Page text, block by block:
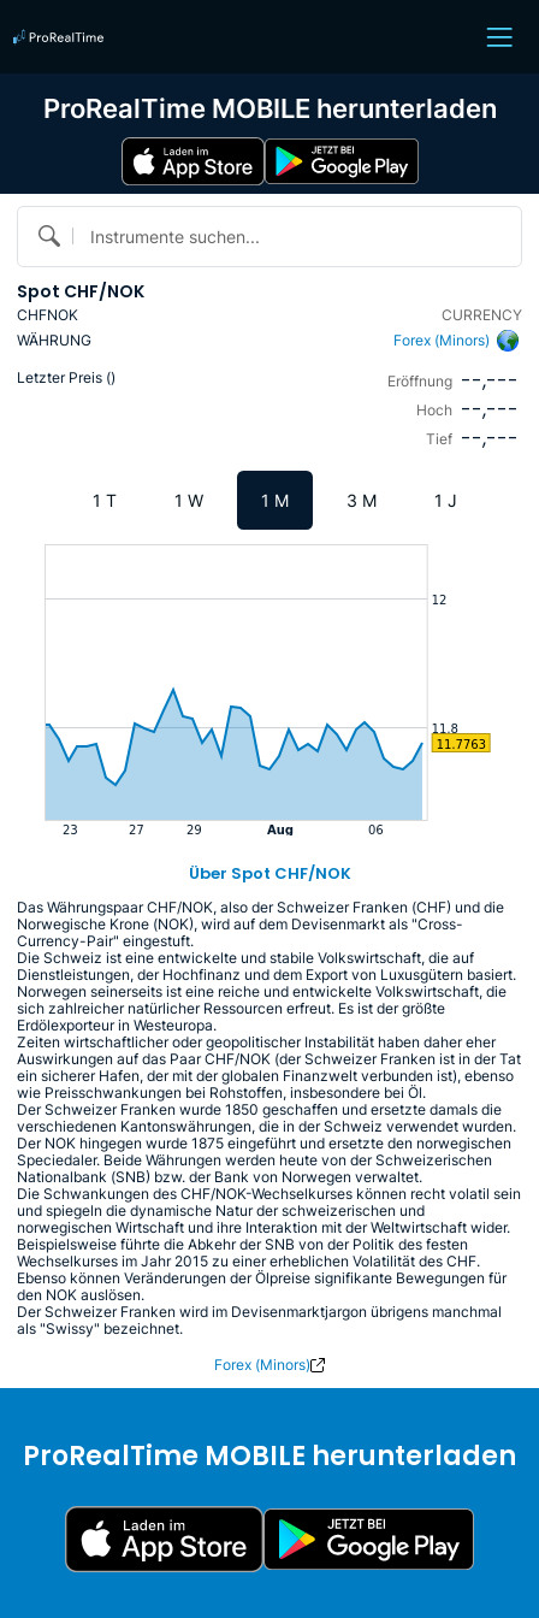
Instrumente suchen...
Spot CHF/NOK
CHFNOK
CURRENCY
WÄHRUNG
Forex (Minors)
Letzter Preis () Eröffnung --,---
Hoch --,---
Tief --,---
1 T 1 W 1 M 3 M 1 J
Über Spot CHF/NOK
Das Währungspaar CHF/NOK, also der Schweizer Franken (CHF) und die
Norwegische Krone (NOK), wird auf dem Devisenmarkt als "Cross-
Currency-Pair" eingestuft.
Die Schweiz ist eine entwickelte und stabile Volkswirtschaft, die auf
Dienstleistungen, der Hochfinanz und dem Export von Luxusgütern basiert.
Norwegen seinerseits ist eine reiche und entwickelte Volkswirtschaft, die
sich zahlreicher natürlicher Ressourcen erfreut. Es ist der größte
Erdölexporteur in Westeuropa.
Zeiten wirtschaftlicher oder geopolitischer Instabilität haben daher eher
Auswirkungen auf das Paar CHF/NOK (der Schweizer Franken ist in der Tat
ein sicherer Hafen, der mit der globalen Finanzwelt verbunden ist), ebenso
wie Preisschwankungen bei Rohstoffen, insbesondere bei Öl.
Der Schweizer Franken wurde 1850 geschaffen und ersetzte damals die
verschiedenen Kantonswährungen, die in der Schweiz verwendet wurden.
Der NOK hingegen wurde 1875 eingeführt und ersetzte den norwegischen
Speciedaler. Beide Währungen werden heute von der Schweizerischen
Nationalbank (SNB) bzw. der Bank von Norwegen verwaltet.
Die Schwankungen des CHF/NOK-Wechselkurses können recht volatil sein
und spiegeln die dynamische Natur der schweizerischen und
norwegischen Wirtschaft und ihre Interaktion mit der Weltwirtschaft wider.
Beispielsweise führte die Abkehr der SNB von der Politik des festen
Wechselkurses im Jahr 2015 zu einer erheblichen Volatilität des CHF.
Ebenso können Veränderungen der Ölpreise signifikante Bewegungen für
den NOK auslösen.
Der Schweizer Franken wird im Devisenmarktjargon übrigens manchmal
als "Swissy" bezeichnet.
Forex (Minors)
ProRealTime MOBILE herunterladen
ProRealTime MOBILE herunterladen